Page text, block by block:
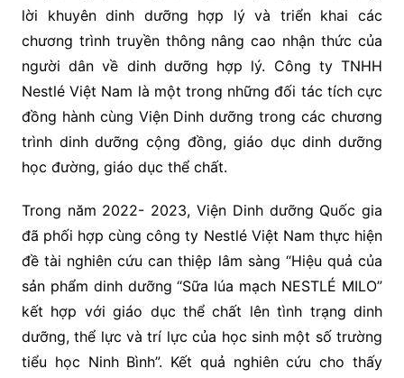
lời khuyên dinh dưỡng hợp lý và triển khai các
chương trình truyền thông nâng cao nhận thức của
người dân về dinh dưỡng hợp lý. Công ty TNHH
Nestlé Việt Nam là một trong những đối tác tích cực
đồng hành cùng Viện Dinh dưỡng trong các chương
trình dinh dưỡng cộng đồng, giáo dục dinh dưỡng
học đường, giáo dục thể chất.
Trong năm 2022- 2023, Viện Dinh dưỡng Quốc gia
đã phối hợp cùng công ty Nestlé Việt Nam thực hiện
đề tài nghiên cứu can thiệp lâm sàng “Hiệu quả của
sản phẩm dinh dưỡng “Sữa lúa mạch NESTLÉ MILO”
kết hợp với giáo dục thể chất lên tình trạng dinh
dưỡng, thể lực và trí lực của học sinh một số trường
tiểu học Ninh Bình”. Kết quả nghiên cứu cho thấy